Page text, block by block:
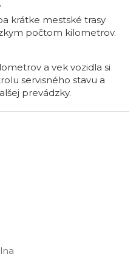
krátke mestské trasy
počtom kilometrov.
a vek vozidla si
servisného stavu a
prevádzky.